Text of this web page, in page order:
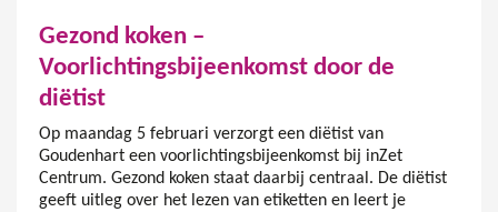
Gezond koken –
Voorlichtingsbijeenkomst door de
diëtist
Op maandag 5 februari verzorgt een diëtist van
Goudenhart een voorlichtingsbijeenkomst bij inZet
Centrum. Gezond koken staat daarbij centraal. De diëtist
geeft uitleg over het lezen van etiketten en leert je